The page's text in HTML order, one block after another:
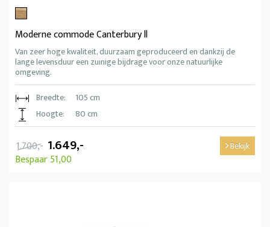
Moderne commode Canterbury ll
Van zeer hoge kwaliteit, duurzaam geproduceerd en dankzij de
lange levensduur een zuinige bijdrage voor onze natuurlijke
omgeving.
Breedte:
105 cm
Hoogte:
80 cm
1.700,- 1.649,-
Bespaar 51,00
Bekijk